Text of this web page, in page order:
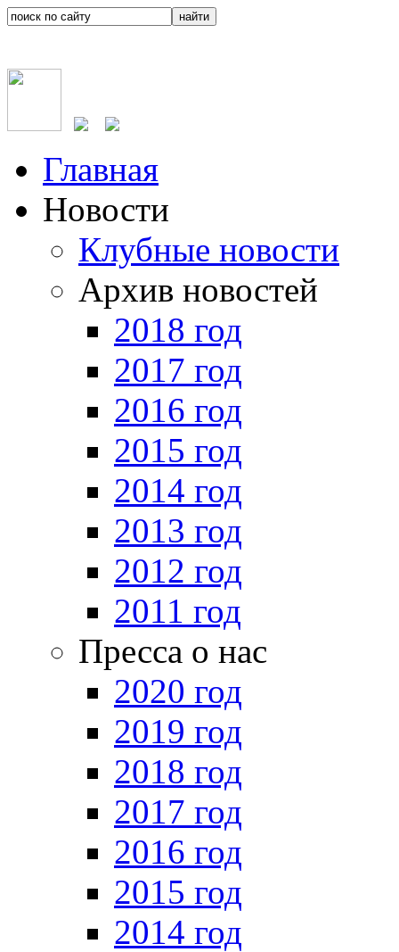
Главная
Новости
Клубные новости
Архив новостей
2018 год
2017 год
2016 год
2015 год
2014 год
2013 год
2012 год
2011 год
Пресса о нас
2020 год
2019 год
2018 год
2017 год
2016 год
2015 год
2014 год